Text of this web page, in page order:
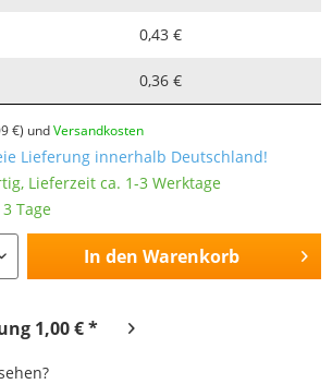
0,43 €
0,36 €
€) undVersandkosten
Lieferung innerhalb Deutschland!
Lieferzeit ca. 1-3 Werktage
Tage
In den Warenkorb
1,00 € *